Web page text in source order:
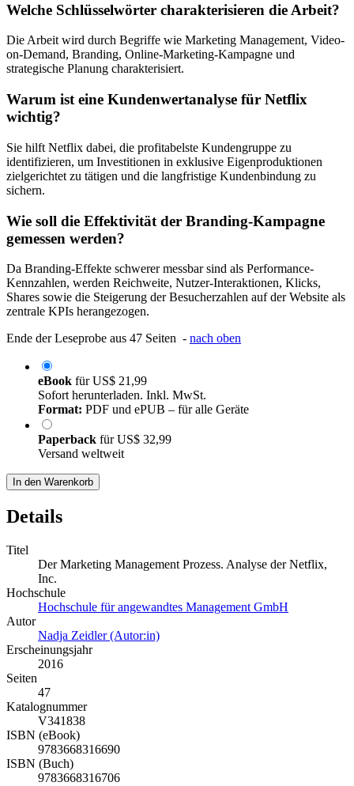
Welche Schlüsselwörter charakterisieren die Arbeit?
Die Arbeit wird durch Begriffe wie Marketing Management, Video-
on-Demand, Branding, Online-Marketing-Kampagne und
strategische Planung charakterisiert.
Warum ist eine Kundenwertanalyse für Netflix
wichtig?
Sie hilft Netflix dabei, die profitabelste Kundengruppe zu
identifizieren, um Investitionen in exklusive Eigenproduktionen
zielgerichtet zu tätigen und die langfristige Kundenbindung zu
sichern.
Wie soll die Effektivität der Branding-Kampagne
gemessen werden?
Da Branding-Effekte schwerer messbar sind als Performance-
Kennzahlen, werden Reichweite, Nutzer-Interaktionen, Klicks,
Shares sowie die Steigerung der Besucherzahlen auf der Website als
zentrale KPIs herangezogen.
Ende der Leseprobe aus 47 Seiten - nach oben
eBook fürUS$ 21,99
Sofort herunterladen. Inkl. MwSt.
Format: PDF und ePUB – für alle Geräte
Paperback fürUS$ 32,99
Versand weltweit
In den Warenkorb
Details
Titel
Der Marketing Management Prozess. Analyse der Netflix,
Inc.
Hochschule
Hochschule für angewandtes Management GmbH
Autor
Nadja Zeidler (Autor:in)
Erscheinungsjahr
2016
Seiten
47
Katalognummer
V341838
ISBN (eBook)
9783668316690
ISBN (Buch)
9783668316706